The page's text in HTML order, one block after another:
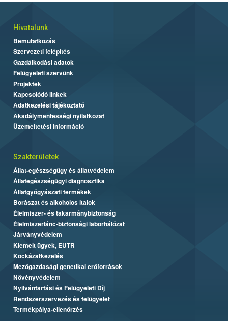
Hivatalunk
Bemutatkozás
Szervezeti felépítés
Gazdálkodási adatok
Felügyeleti szervünk
Projektek
Kapcsolódó linkek
Adatkezelési tájékoztató
Akadálymentességi nyilatkozat
Üzemeltetési információ
Szakterületek
Állat-egészségügy és állatvédelem
Állategészségügyi diagnosztika
Állatgyógyászati termékek
Borászat és alkoholos italok
Élelmiszer- és takarmánybiztonság
Élelmiszerlánc-biztonsági laborhálózat
Járványvédelem
Kiemelt ügyek, EUTR
Kockázatkezelés
Mezőgazdasági genetikai erőforrások
Növényvédelem
Nyilvántartási és Felügyeleti Díj
Rendszerszervezés és felügyelet
Termékpálya-ellenőrzés